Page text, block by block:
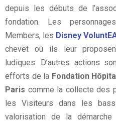
depuis les débuts de
fondation. Les
Members, les Disney
chevet où ils leur
ludiques. D’autres actions
efforts de la Fondation
Paris comme la collecte des
les Visiteurs dans les
valorisation de la